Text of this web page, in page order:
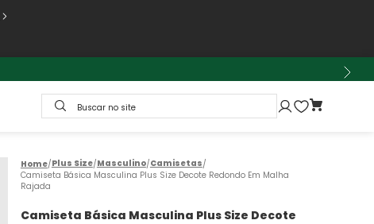
Buscar no site
Plus Size Masculino Camisetas
Camiseta Básica Masculina Plus Size Decote Redondo Em Malha
Rajada
Camiseta Básica Masculina Plus Size Decote